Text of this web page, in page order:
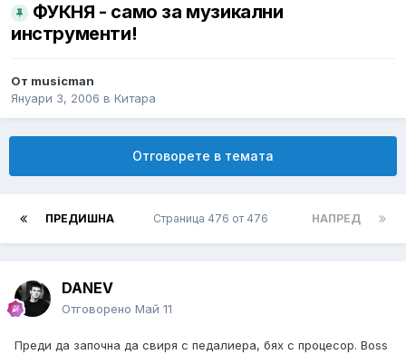
ФУКНЯ - само за музикални
инструменти!
От musicman
Януари 3, 2006 в Китара
Отговорете в темата
ПРЕДИШНА НАПРЕД
Страница 476 от 476
DANEV
Отговорено Май 11
Преди да започна да свиря с педалиера, бях с процесор. Boss